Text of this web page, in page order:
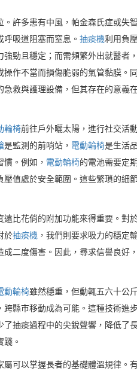
。許多患有中風，帕金森氏症或失
吸道阻塞而窒息。 抽痰機利用負
勁且穩定；而需頻繁外出就醫者
作不當而損傷脆弱的氣管黏膜。
急救與護理設備，但其存在的意義
輪椅前往戶外曬太陽，進行社交活
是監測的前哨站， 電動輪椅是生活
。例如， 電動輪椅的電池需要定
壓值處於安全範圍。這些繁瑣的細
比花俏的附加功能來得重要。對
於抽痰機 ，我們則要求吸力的穩定
二度傷害。因此，尋求信譽良好
動輪椅雖然穩重，但動輒五六十公
縣市移動成為可能。這種技術進
抽痰過程中的尖銳聲響，降低了
。
可以掌握長者的基礎體溫規律。